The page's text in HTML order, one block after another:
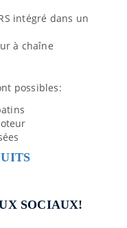
intégré dans un
à chaîne
possibles:
SOCIAUX!